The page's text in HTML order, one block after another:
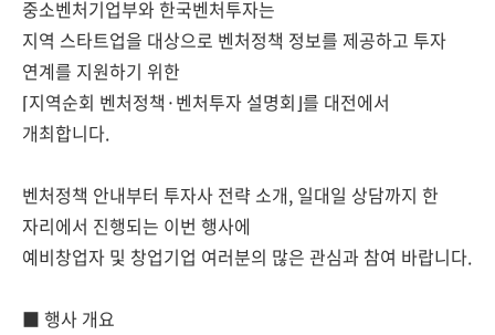
중소벤처기업부와 한국벤처투자는
지역 스타트업을 대상으로 벤처정책 정보를 제공하고 투자
연계를 지원하기 위한
⌈지역순회 벤처정책·벤처투자 설명회⌋를 대전에서
개최합니다.
벤처정책 안내부터 투자사 전략 소개, 일대일 상담까지 한
자리에서 진행되는 이번 행사에
예비창업자 및 창업기업 여러분의 많은 관심과 참여 바랍니다.
■ 행사 개요